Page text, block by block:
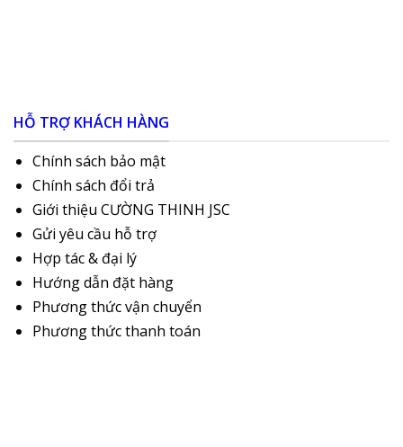
HỖ TRỢ KHÁCH HÀNG
Chính sách bảo mật
Chính sách đổi trả
Giới thiệu CƯỜNG THINH JSC
Gửi yêu cầu hỗ trợ
Hợp tác & đại lý
Hướng dẫn đặt hàng
Phương thức vận chuyển
Phương thức thanh toán